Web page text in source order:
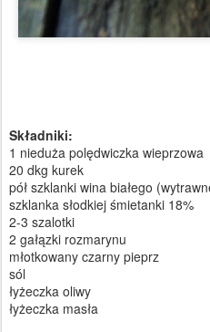
Składniki:
1 nieduża polędwiczka wieprzowa
20 dkg kurek
pół szklanki wina białego
szklanka słodkiej śmietanki 18%
2-3 szalotki
2 gałązki rozmarynu
młotkowany czarny pieprz
sól
łyżeczka oliwy
łyżeczka masła